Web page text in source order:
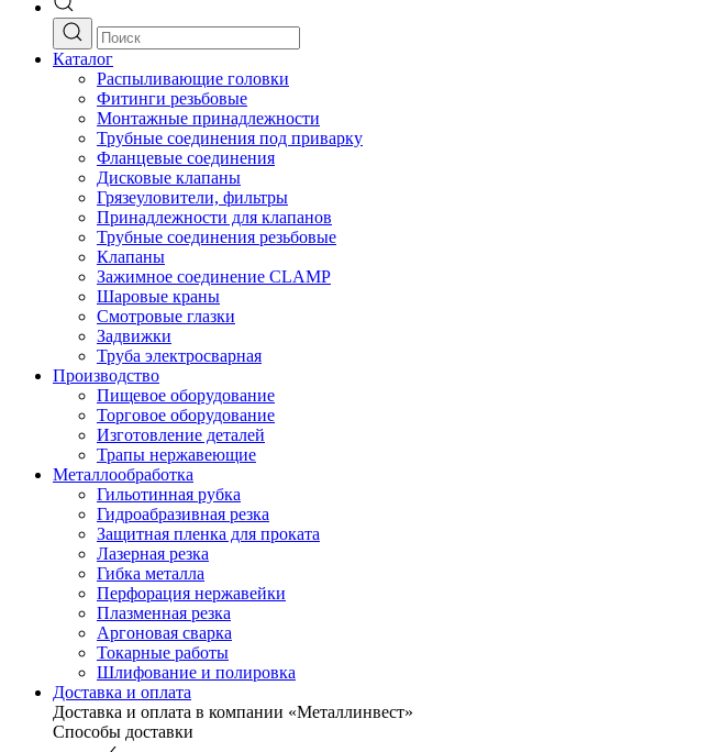
Каталог
Распыливающие головки
Фитинги резьбовые
Монтажные принадлежности
Трубные соединения под приварку
Фланцевые соединения
Дисковые клапаны
Грязеуловители, фильтры
Принадлежности для клапанов
Трубные соединения резьбовые
Клапаны
Зажимное соединение CLAMP
Шаровые краны
Смотровые глазки
Задвижки
Труба электросварная
Производство
Пищевое оборудование
Торговое оборудование
Изготовление деталей
Трапы нержавеющие
Металлообработка
Гильотинная рубка
Гидроабразивная резка
Защитная пленка для проката
Лазерная резка
Гибка металла
Перфорация нержавейки
Плазменная резка
Аргоновая сварка
Токарные работы
Шлифование и полировка
Доставка и оплата
Доставка и оплата в компании «Металлинвест»
Способы доставки